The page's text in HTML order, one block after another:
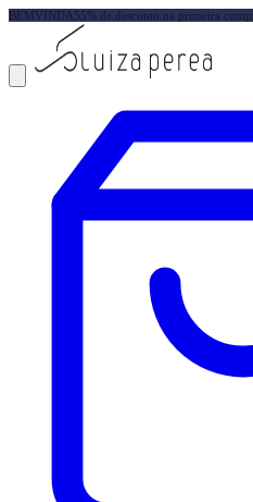
BEMVINDA55% de desconto na primeira